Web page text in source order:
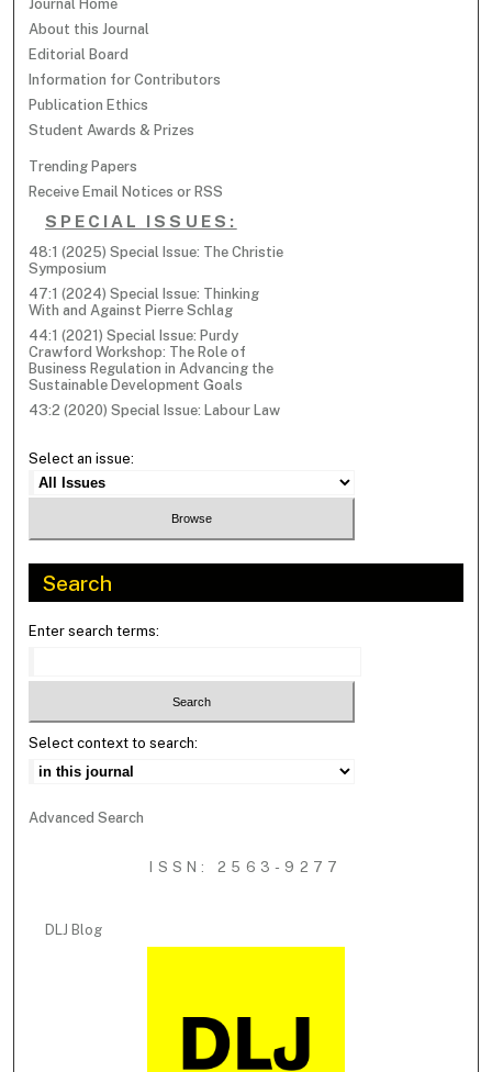
Journal Home
About this Journal
Editorial Board
Information for Contributors
Publication Ethics
Student Awards & Prizes
Trending Papers
Receive Email Notices or RSS
SPECIAL ISSUES:
48:1 (2025) Special Issue: The Christie
Symposium
47:1 (2024) Special Issue: Thinking
With and Against Pierre Schlag
44:1 (2021) Special Issue: Purdy
Crawford Workshop: The Role of
Business Regulation in Advancing the
Sustainable Development Goals
43:2 (2020) Special Issue: Labour Law
Select an issue:
Search
Enter search terms:
Select context to search:
Advanced Search
ISSN: 2563-9277
DLJ Blog